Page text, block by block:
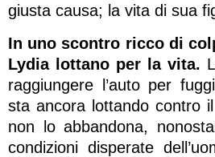
giusta causa; la vita di sua
In uno scontro ricco di
Lydia lottano per la vita.
raggiungere l’auto per
sta ancora lottando contro
non lo abbandona,
condizioni disperate